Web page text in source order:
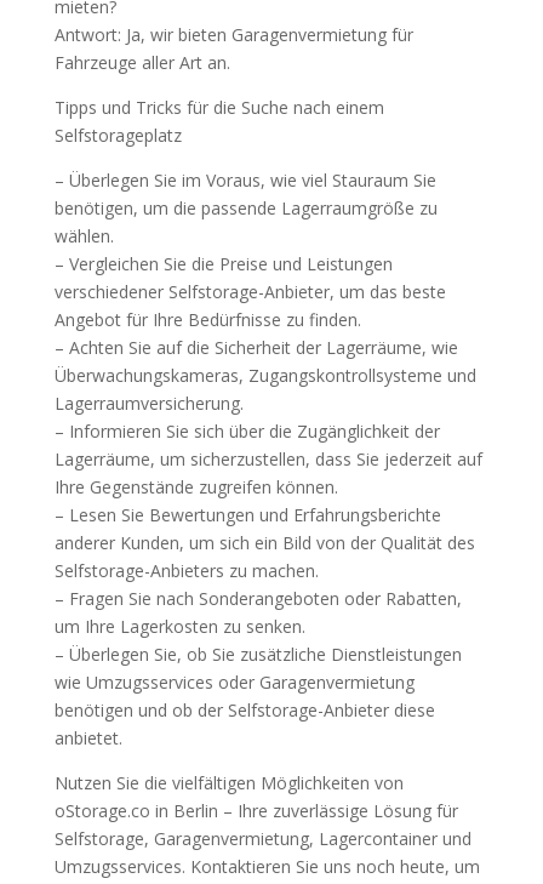
mieten?
Antwort: Ja, wir bieten Garagenvermietung für
Fahrzeuge aller Art an.
Tipps und Tricks für die Suche nach einem
Selfstorageplatz
– Überlegen Sie im Voraus, wie viel Stauraum Sie
benötigen, um die passende Lagerraumgröße zu
wählen.
– Vergleichen Sie die Preise und Leistungen
verschiedener Selfstorage-Anbieter, um das beste
Angebot für Ihre Bedürfnisse zu finden.
– Achten Sie auf die Sicherheit der Lagerräume, wie
Überwachungskameras, Zugangskontrollsysteme und
Lagerraumversicherung.
– Informieren Sie sich über die Zugänglichkeit der
Lagerräume, um sicherzustellen, dass Sie jederzeit auf
Ihre Gegenstände zugreifen können.
– Lesen Sie Bewertungen und Erfahrungsberichte
anderer Kunden, um sich ein Bild von der Qualität des
Selfstorage-Anbieters zu machen.
– Fragen Sie nach Sonderangeboten oder Rabatten,
um Ihre Lagerkosten zu senken.
– Überlegen Sie, ob Sie zusätzliche Dienstleistungen
wie Umzugsservices oder Garagenvermietung
benötigen und ob der Selfstorage-Anbieter diese
anbietet.
Nutzen Sie die vielfältigen Möglichkeiten von
oStorage.co in Berlin – Ihre zuverlässige Lösung für
Selfstorage, Garagenvermietung, Lagercontainer und
Umzugsservices. Kontaktieren Sie uns noch heute, um